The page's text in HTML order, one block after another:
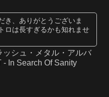
き、ありがとうございま
ロは長すぎるかも知れませ
シュ・メタル・アルバ
- In Search Of Sanity